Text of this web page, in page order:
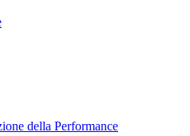
della Performance